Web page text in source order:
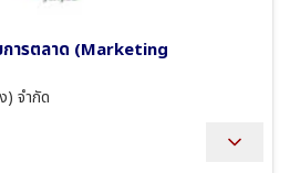
to deliver the best solution for
sales cycle from lead generation to
การตลาด (Marketing
) จำกัด
ในการดำเนินงานด้านการตลาดและกิจกรรมส่ง